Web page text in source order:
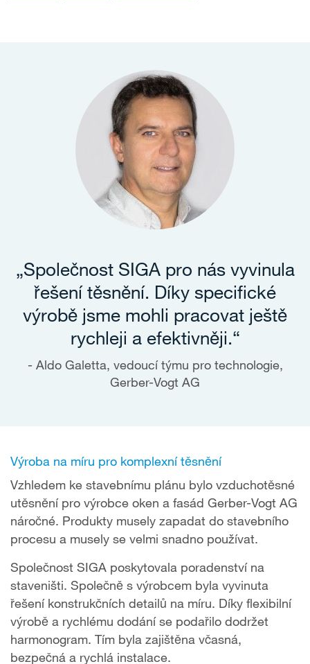
„Společnost SIGA pro nás vyvinula
řešení těsnění. Díky specifické
výrobě jsme mohli pracovat ještě
rychleji a efektivněji.“
Aldo Galetta, vedoucí týmu pro technologie,
Gerber-Vogt AG
Výroba na míru pro komplexní těsnění
Vzhledem ke stavebnímu plánu bylo vzduchotěsné
utěsnění pro výrobce oken a fasád Gerber-Vogt AG
náročné. Produkty musely zapadat do stavebního
procesu a musely se velmi snadno používat.
Společnost SIGA poskytovala poradenství na
staveništi. Společně s výrobcem byla vyvinuta
řešení konstrukčních detailů na míru. Díky flexibilní
výrobě a rychlému dodání se podařilo dodržet
harmonogram. Tím byla zajištěna včasná,
bezpečná a rychlá instalace.